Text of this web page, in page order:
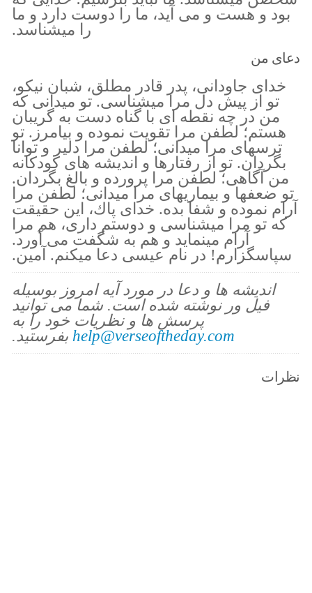
بود و هست و مى آيد، ما را دوست دارد و ما
را ميشناسد.
دعای من
خداى جاودانى، پدر قادر مطلق، شبان نيكو،
تو از پيش دل مرا ميشناسى. تو ميدانى كه
من در چه نقطه اى با گناه دست به گريبان
هستم؛ لطفن مرا تقويت نموده و بيامرز. تو
ترسهاى مرا ميدانى؛ لطفن مرا دلير و توانا
بگردان. تو از رفتارها و انديشه هاى كودكانه
من آگاهى؛ لطفن مرا پرورده و بالغ بگردان.
تو ضعفها و بيماريهاى مرا ميدانى؛ لطفن مرا
آرام نموده و شفا بده. خداى پاك، اين حقيقت
كه تو مرا ميشناسى و دوستم دارى، هم مرا
آرام مينمايد و هم به شگفت مى آورد.
سپاسگزارم! در نام عيسى دعا ميكنم. آمين.
اندیشه ها و دعا در مورد آیه امروز بوسیله
فیل ور نوشته شده است. شما می توانید
پرسش ها و نظریات خود را به
help@verseoftheday.com بفرستید.
نظرات